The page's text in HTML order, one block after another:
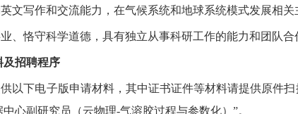
文写作和交流能力，在气候系统和地球系统模式发展相关
、恪守科学道德，具有独立从事科研工作的能力和团队合
及招聘程序
以下电子版申请材料，其中证书证件等材料请提供原件
心副研究员（云物理-气溶胶过程与参数化）”。